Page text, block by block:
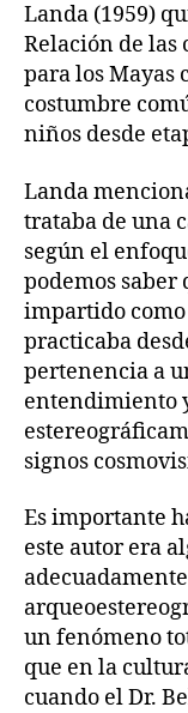
Landa (1959)
Relación de las
para los Mayas
costumbre
niños desde
Landa
trataba de una
según el
podemos saber
impartido
practicaba
pertenencia a
entendimiento
signos
Es importante
este autor era
un fenómeno
que en la
cuando el Dr.